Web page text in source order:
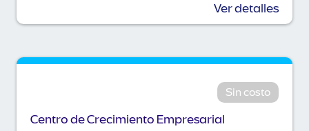
Ver detalles
Sin costo
Centro de Crecimiento Empresarial